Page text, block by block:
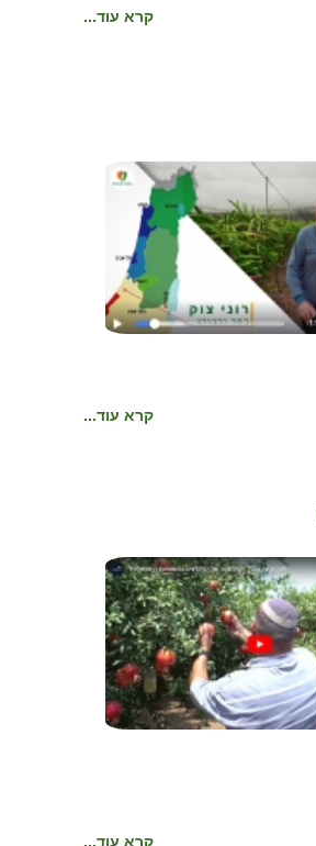
קרא עוד...
קרא עוד...
קרא עוד...